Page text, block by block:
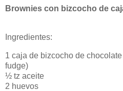
Brownies con bizcocho de
Ingredientes:
1 caja de bizcocho de
fudge)
½ tz aceite
2 huevos